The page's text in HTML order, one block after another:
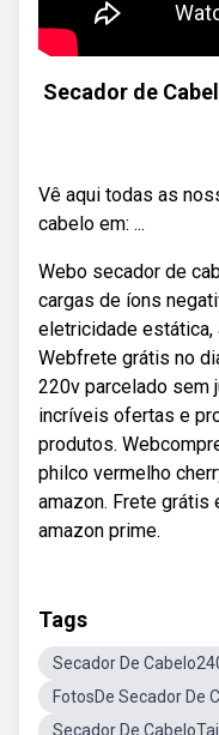
Secador de
Vê aqui todas as
cabelo em: ...
Webo secador de
cargas de íons
eletricidade estática,
Webfrete grátis no
220v parcelado sem
incríveis ofertas e
produtos.
philco vermelho
amazon. Frete grátis
amazon prime.
Tags
Secador De
FotosDe Secador De
Secador De